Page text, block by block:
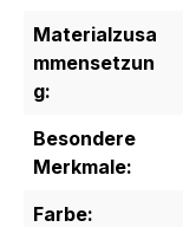
Materialzusa
mmensetzun
g:
Besondere
Merkmale:
Farbe: